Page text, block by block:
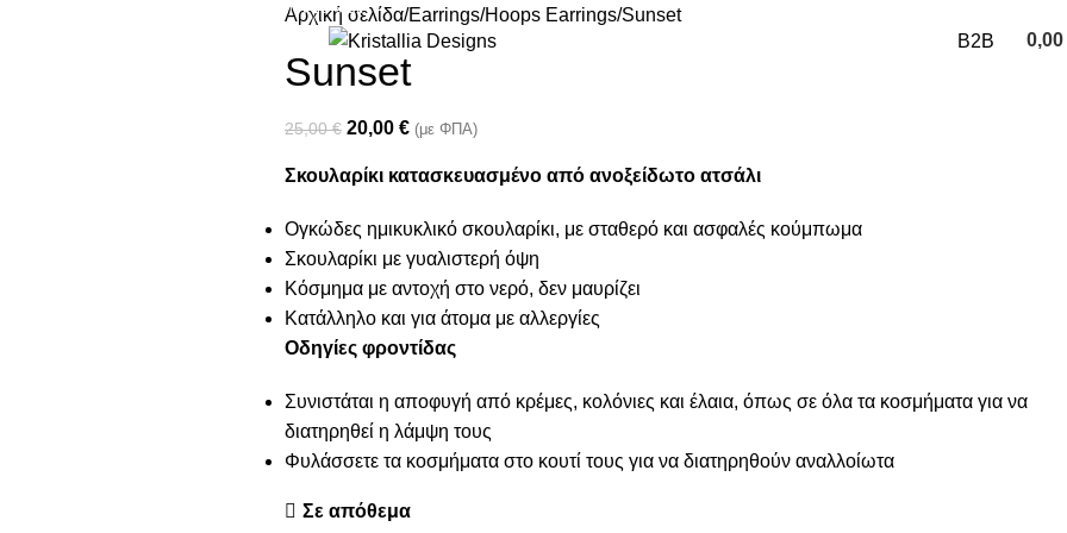
Join our newsletter and enjoy 10% Off
B2B 0,00
Αρχική σελίδα Earrings Hoops Earrings Sunset
Sunset
25,00€ 20,00 € (με ΦΠΑ)
Σκουλαρίκι κατασκευασμένο από ανοξείδωτο ατσάλι
Ογκώδες ημικυκλικό σκουλαρίκι, με σταθερό και ασφαλές κούμπωμα
Σκουλαρίκι με γυαλιστερή όψη
Κόσμημα με αντοχή στο νερό, δεν μαυρίζει
Κατάλληλο και για άτομα με αλλεργίες
Οδηγίες φροντίδας
Συνιστάται η αποφυγή από κρέμες, κολόνιες και έλαια, όπως σε όλα τα κοσμήματα για να
διατηρηθεί η λάμψη τους
Φυλάσσετε τα κοσμήματα στο κουτί τους για να διατηρηθούν αναλλοίωτα
Σε απόθεμα